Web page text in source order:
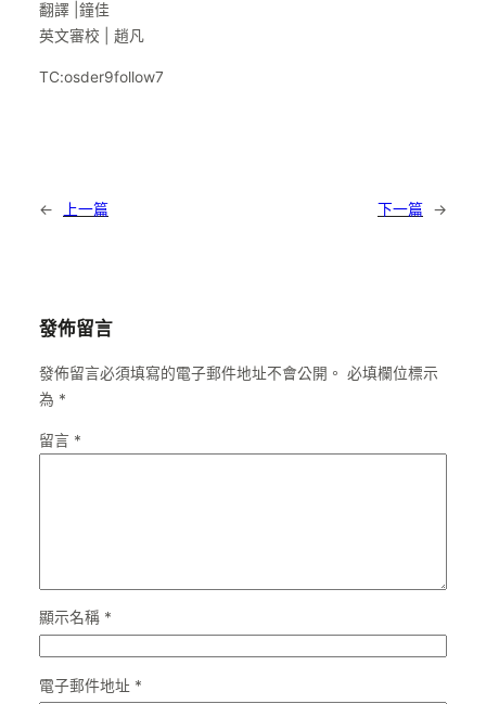
翻譯 |鐘佳
英文審校 | 趙凡
TC:osder9follow7
← 上一篇 下一篇 →
發佈留言
發佈留言必須填寫的電子郵件地址不會公開。 必填欄位標示
為 *
留言 *
顯示名稱 *
電子郵件地址 *